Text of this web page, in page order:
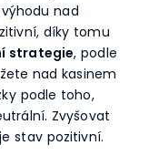
nad
díky tomu
strategie, podle
nad kasinem
podle toho,
Zvyšovat
stav pozitivní.